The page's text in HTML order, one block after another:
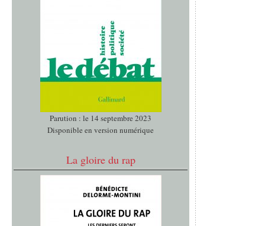
Parution : le 14 septembre 2023
Disponible en version numérique
La gloire du rap